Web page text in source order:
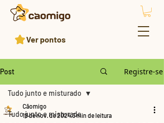
Ver pontos
Post Registre-se
Tudo junto e misturado
Tudo junto e misturado
Cãomigo
19 de nov. de 20243 min de leitura